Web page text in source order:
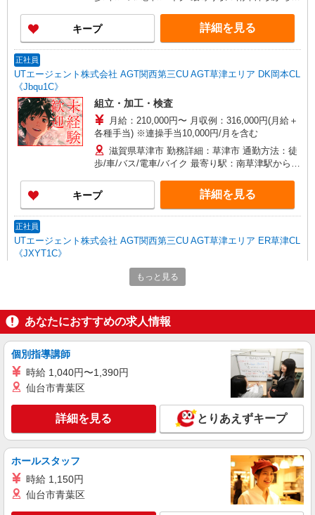
ら無料送迎あり(15分ほど)
キープ 詳細を見る
正社員
UTエージェント株式会社 AGT関西第三CU AGT草津エリア DK岡本CL
《Jbqu1C》
組立・加工・検査
月給：210,000円〜 月収例：316,000円(月給＋
各種手当) ※連操手当10,000円/月を含む
滋賀県草津市 勤務詳細：草津市 通勤方法：徒
歩/車/バス/電車/バイク 最寄り駅：南草津駅から車
ら無料送迎あり(15分ほど)
キープ 詳細を見る
正社員
UTエージェント株式会社 AGT関西第三CU AGT草津エリア ER草津CL
《JXYT1C》
アルミ加工・研磨・溶接・穴あけ・検査・梱包
月給：228,000円〜 月収例：321,000円(月給＋
滋賀県草津市 勤務地：草津市 通勤方法：徒歩/
車/バス/自転車/電車/バイク 最寄り駅：南草津駅か
ら徒歩19分・車9分 ※構内の（無料）駐車場利用
詳細を見る
派遣社員
UTエージェント株式会社 AGT関西第三CU AGT草津エリア DK岡本CL
《JVAT1C》
組立・加工・検査・機械操作
時給：1,550円〜 月収例：310,000円（時給
×7.75H実働×19日稼働＋各種手当）
滋賀県草津市 勤務詳細：草津市 通勤方法：徒
歩/車/バス/電車/バイク 最寄り駅：南草津駅から車
10分 ※構内の（無料）駐車場利用OK ※JR草津駅
もっと見る
あなたにおすすめの求人情報
個別指導講師
時給 1,040円〜1,390円
仙台市青葉区
詳細を見る とりあえずキープ
ホールスタッフ
時給 1,150円
仙台市青葉区